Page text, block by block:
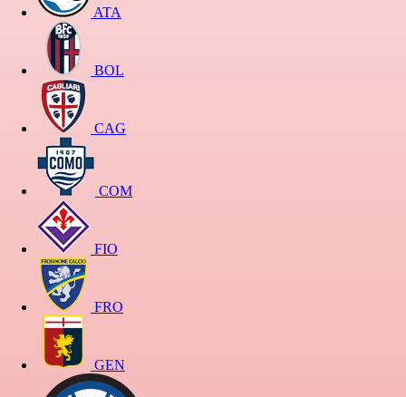
ATA
BOL
CAG
COM
FIO
FRO
GEN